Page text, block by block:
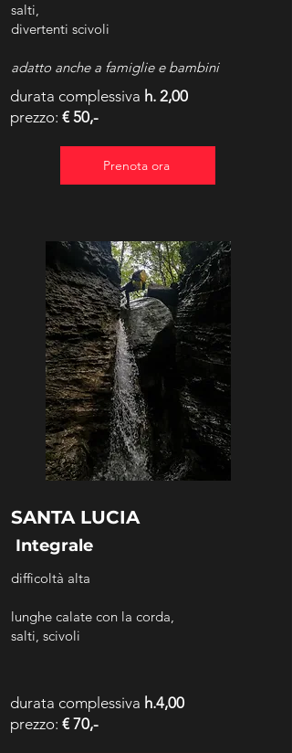
salti,
divertenti scivoli
adatto anche a famiglie e bambini
durata complessiva h. 2,00
prezzo: € 50,-
Prenota ora
SANTA LUCIA
Integrale
difficoltà alta
lunghe calate con la corda,
salti, scivoli
durata complessiva h.4,00
prezzo: € 70,-